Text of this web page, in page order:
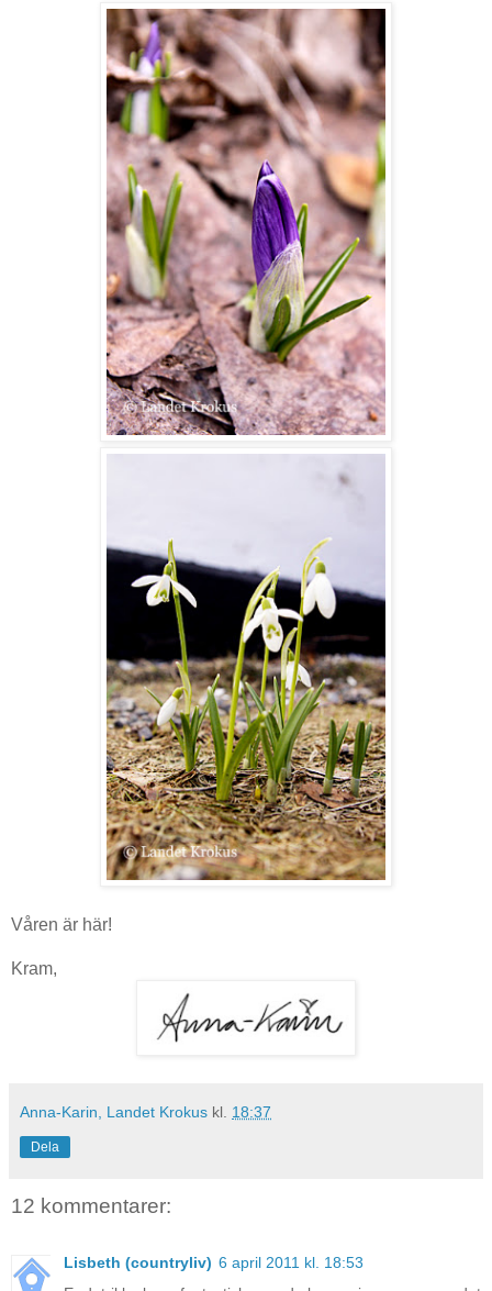
Våren är här!
Kram,
Anna-Karin, Landet Krokus kl. 18:37
Dela
12 kommentarer:
Lisbeth (countryliv) 6 april 2011 kl. 18:53